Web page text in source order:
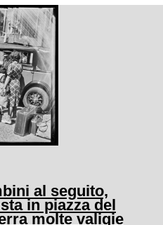
al seguito,
in piazza del
molte valigie